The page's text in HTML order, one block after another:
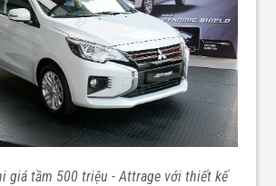
giá tầm 500 triệu - Attrage với thiết kế